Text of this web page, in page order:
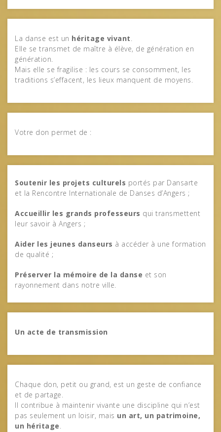
La danse est un héritage vivant.
Elle se transmet de maître à élève, de génération en
génération.
Mais elle se fragilise : les cours se consomment, les
traditions s’effacent, les lieux manquent de moyens.
Votre don permet de :
Soutenir les projets culturels portés par Dansarte
et la Rencontre Internationale de Danses d’Angers ;
Accueillir les grands professeurs qui transmettent
leur savoir à Angers ;
Aider les jeunes danseurs à accéder à une formation
de qualité ;
Préserver la mémoire de la danse et son
rayonnement dans notre ville.
Un acte de transmission
Chaque don, petit ou grand, est un geste de confiance
et de partage.
Il contribue à maintenir vivante une discipline qui n’est
pas seulement un loisir, mais un art, un patrimoine,
un héritage.